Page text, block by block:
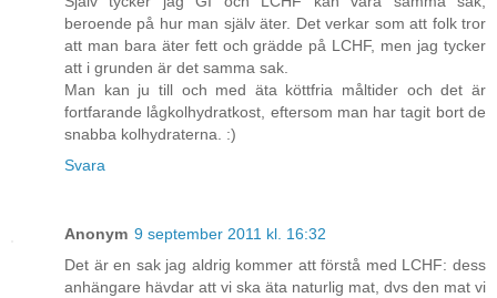
beroende på hur man själv äter. Det verkar som att folk tror
att man bara äter fett och grädde på LCHF, men jag tycker
att i grunden är det samma sak.
Man kan ju till och med äta köttfria måltider och det är
fortfarande lågkolhydratkost, eftersom man har tagit bort de
snabba kolhydraterna. :)
Svara
Anonym 9 september 2011 kl. 16:32
Det är en sak jag aldrig kommer att förstå med LCHF: dess
anhängare hävdar att vi ska äta naturlig mat, dvs den mat vi